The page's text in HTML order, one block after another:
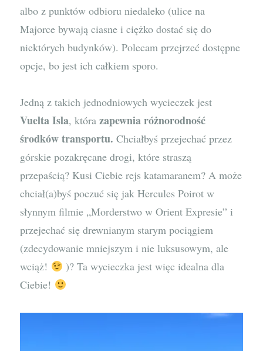
albo z punktów odbioru niedaleko (ulice na
Majorce bywają ciasne i ciężko dostać się do
niektórych budynków). Polecam przejrzeć dostępne
opcje, bo jest ich całkiem sporo.
Jedną z takich jednodniowych wycieczek jest
Vuelta Isla, którazapewnia różnorodność
środków transportu. Chciałbyś przejechać przez
górskie pozakręcane drogi, które straszą
przepaścią? Kusi Ciebie rejs katamaranem? A może
chciał(a)byś poczuć się jak Hercules Poirot w
słynnym filmie „Morderstwo w Orient Expresie” i
przejechać się drewnianym starym pociągiem
(zdecydowanie mniejszym i nie luksusowym, ale
wciąż!
)? Ta wycieczka jest więc idealna dla
Ciebie!